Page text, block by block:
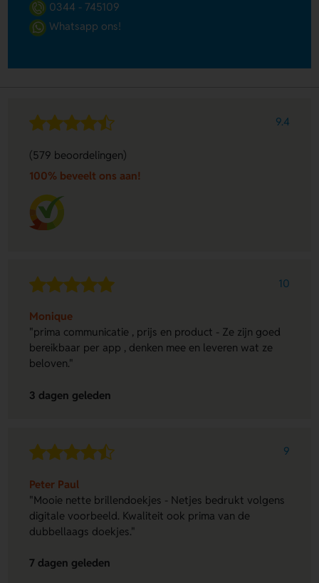
0344 - 745109
Whatsapp ons!
9.4
(579 beoordelingen)
100% beveelt ons aan!
10
Monique
"prima communicatie , prijs en product - Ze zijn goed
bereikbaar per app , denken mee en leveren wat ze
beloven."
3 dagen geleden
9
Peter Paul
"Mooie nette brillendoekjes - Netjes bedrukt volgens
digitale voorbeeld. Kwaliteit ook prima van de
dubbellaags doekjes."
7 dagen geleden